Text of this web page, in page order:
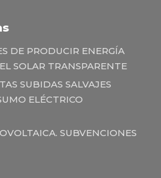
DE PRODUCIR ENERGÍA
SOLAR TRANSPARENTE
SUBIDAS SALVAJES
ELÉCTRICO
SUBVENCIONES